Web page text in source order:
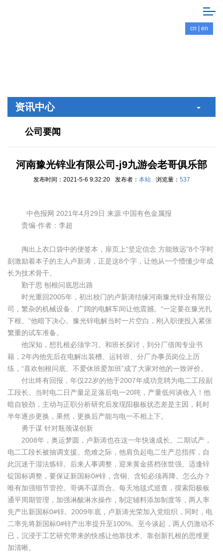
cn en
资讯中心
公司要闻
河南豫光锌业有限公司-j9九游会老哥俱乐部
发布时间：2021-5-6 9:32:20 发布者： 本站 浏览量： 537
中色报网 2021年4月29日 来源:中国有色金属报
责编·作者：李超
掏出上衣口袋中的便签本，扉页上“坚定信念 方能致远”8个字时
刻激励着本子的主人卢新涛，正是这8个字，让他从一个懵懂少年成
长为技术骨干。
勤于思 刨根问底思出路
时光重回2005年，初出校门的卢新涛结缘河南豫光锌业有限公
司，繁杂的机械设备、广阔的电解车间让他震撼。“一定要在豫光扎
下根。”他暗下决心。豫光锌电解当时一片空白，刚入职便投入紧张
繁重的试车准备。
他深知，想扎根必须学习。和班长探讨，到分厂借阅专业书
籍，2年内他先后在电解出装槽、运转班、分厂办事员岗位上历
练，“喜欢刨根问底、不爱休班爱加班”成了大家对他的一致评价。
付出终有回报，年仅22岁的他于2007年成功竞聘为电二工段副
工段长。当时电二日产量足足落后电一20吨，产量低何谈收入！他
暗自较劲，主动与正职分析研究后发现阳极板状态差是主因，耗时
半年逐步更换，果然，更换后产能与电一不相上下。
勇于谋 针对瓶颈谋创新
2008年，奥运梦圆，卢新涛也在这一年快速成长。二期试产，
电二工段长被抽调支援。危难之际，他肩负起电二生产总指挥，自
此沉迷于湿法炼锌。后来人事调整，迎来黄金搭档张世强。适逢锌
锭国标调整，要保证新国标0#锌，含铜、含铅必须再降。怎么办？
唯有加强细节管控。哥俩不谋而合。每天地毯式巡查，摸索阳极板
通平周期管理，加强淋酸淋水操作，制定辅料添加制度等，两人率
先产出新国标0#锌。2009年底，卢新涛光荣加入党组织，同时，电
二率先将新国标0#锌产出率提升至100%。至今谈起，两人仍激动不
已，沉浸于工艺研究带来的快感让他靠技术、靠创新扎根的思维更
加清晰。